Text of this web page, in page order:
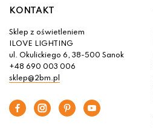
KONTAKT
Sklep z oświetleniem
ILOVE LIGHTING
ul. Okulickiego 6, 38-500 Sanok
+48 690 003 006
sklep@2bm.pl